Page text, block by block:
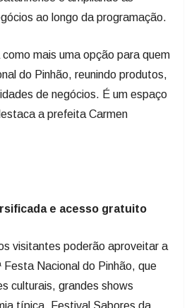
do Pinhão, reunindo produtos,
de negócios. É um espaço
a prefeita Carmen
Festa Nacional do Pinhão, que
culturais, grandes shows
típica, Festival Sabores da
bares, food trucks e